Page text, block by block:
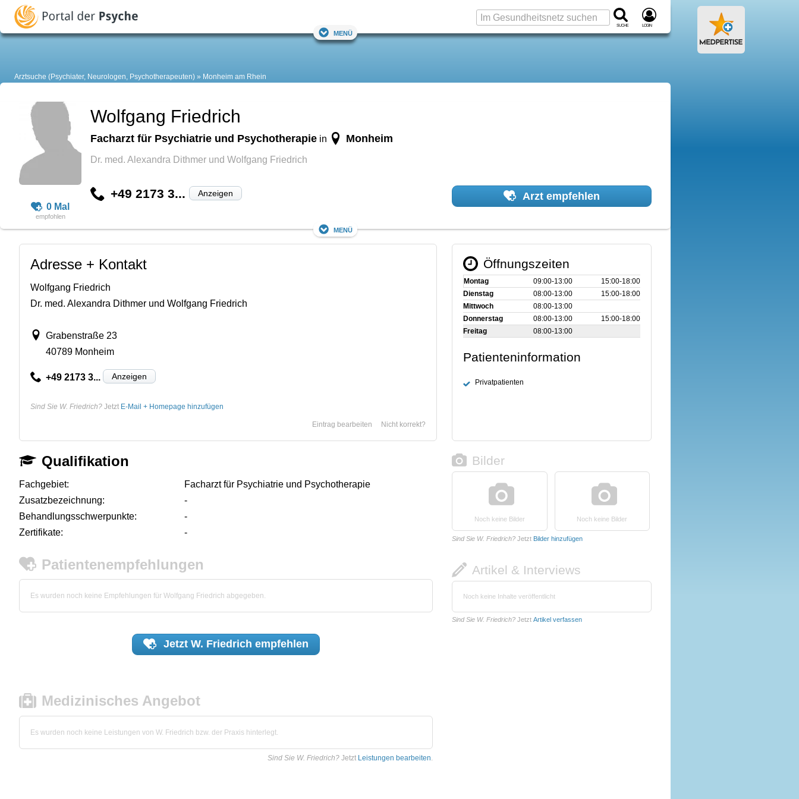
Suche Login
Menü
Arztsuche (Psychiater, Neurologen, Psychotherapeuten) Monheim am Rhein
0 Mal
Wolfgang Friedrich
Facharzt für Psychiatrie und Psychotherapie in Monheim
Dr. med. Alexandra Dithmer und Wolfgang Friedrich
+49 2173 3... Anzeigen Arzt empfehlen
Menü
Adresse + Kontakt
Wolfgang Friedrich
Dr. med. Alexandra Dithmer und Wolfgang Friedrich
Grabenstraße 23
40789 Monheim
+49 2173 3... Anzeigen
Sind Sie W. Friedrich? Jetzt E-Mail + Homepage hinzufügen
Nicht korrekt?
Eintrag bearbeiten
Öffnungszeiten
Montag 09:00‑13:00
15:00‑18:00
Dienstag
08:00‑13:00
15:00‑18:00
Mittwoch
08:00‑13:00
Donnerstag
08:00‑13:00
15:00‑18:00
Freitag
08:00‑13:00
Patienteninformation
Privatpatienten
Qualifikation
Fachgebiet:
Facharzt für Psychiatrie und Psychotherapie
Zusatzbezeichnung:
-
Behandlungsschwerpunkte:
-
Zertifikate:
-
Patientenempfehlungen
Es wurden noch keine Empfehlungen für Wolfgang Friedrich abgegeben.
Jetzt W. Friedrich empfehlen
Medizinisches Angebot
Es wurden noch keine Leistungen von W. Friedrich bzw. der Praxis hinterlegt.
Sind Sie W. Friedrich? Jetzt Leistungen bearbeiten.
Bilder
Noch keine Bilder Noch keine Bilder
Sind Sie W. Friedrich? Jetzt Bilder hinzufügen
Artikel & Interviews
Noch keine Inhalte veröffentlicht
Sind Sie W. Friedrich? Jetzt Artikel verfassen